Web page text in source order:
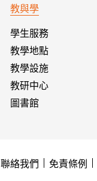
教與學
學生服務
教學地點
教學設施
教研中心
圖書館
聯絡我們 免責條例